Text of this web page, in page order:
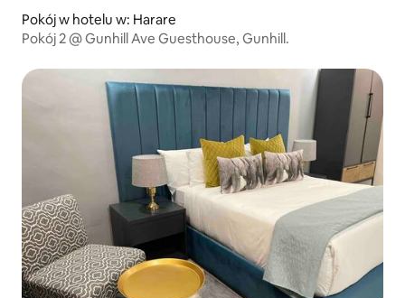
Pokój w hotelu w: Harare
Pokój 2 @ Gunhill Ave Guesthouse, Gunhill.